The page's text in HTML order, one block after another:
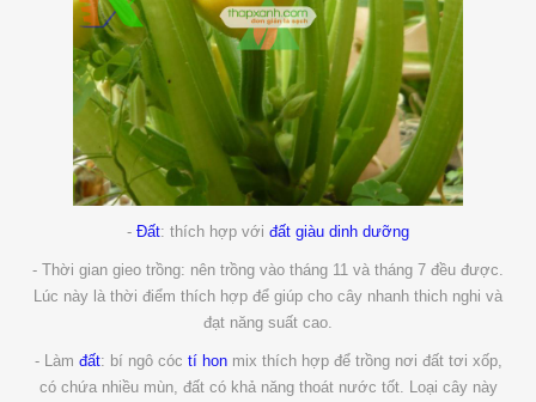
- Đất: thích hợp với đất giàu dinh dưỡng
- Thời gian gieo trồng: nên trồng vào tháng 11 và tháng 7 đều được.
Lúc này là thời điểm thích hợp để giúp cho cây nhanh thich nghi và
đạt năng suất cao.
- Làm đất: bí ngô cóc tí honmix thích hợp để trồng nơi đất tơi xốp,
có chứa nhiều mùn, đất có khả năng thoát nước tốt. Loại cây này